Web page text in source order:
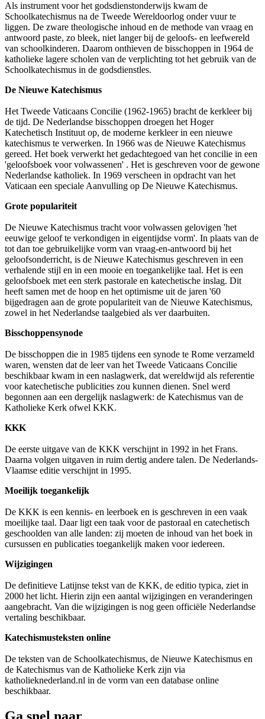
Als instrument voor het godsdienstonderwijs kwam de
Schoolkatechismus na de Tweede Wereldoorlog onder vuur te
liggen. De zware theologische inhoud en de methode van vraag en
antwoord paste, zo bleek, niet langer bij de geloofs- en leefwereld
van schoolkinderen. Daarom onthieven de bisschoppen in 1964 de
katholieke lagere scholen van de verplichting tot het gebruik van de
Schoolkatechismus in de godsdienstles.
De Nieuwe Katechismus
Het Tweede Vaticaans Concilie (1962-1965) bracht de kerkleer bij
de tijd. De Nederlandse bisschoppen droegen het Hoger
Katechetisch Instituut op, de moderne kerkleer in een nieuwe
katechismus te verwerken. In 1966 was de Nieuwe Katechismus
gereed. Het boek verwerkt het gedachtegoed van het concilie in een
'geloofsboek voor volwassenen' . Het is geschreven voor de gewone
Nederlandse katholiek. In 1969 verscheen in opdracht van het
Vaticaan een speciale Aanvulling op De Nieuwe Katechismus.
Grote populariteit
De Nieuwe Katechismus tracht voor volwassen gelovigen 'het
eeuwige geloof te verkondigen in eigentijdse vorm'. In plaats van de
tot dan toe gebruikelijke vorm van vraag-en-antwoord bij het
geloofsonderricht, is de Nieuwe Katechismus geschreven in een
verhalende stijl en in een mooie en toegankelijke taal. Het is een
geloofsboek met een sterk pastorale en katechetische inslag. Dit
heeft samen met de hoop en het optimisme uit de jaren '60
bijgedragen aan de grote populariteit van de Nieuwe Katechismus,
zowel in het Nederlandse taalgebied als ver daarbuiten.
Bisschoppensynode
De bisschoppen die in 1985 tijdens een synode te Rome verzameld
waren, wensten dat de leer van het Tweede Vaticaans Concilie
beschikbaar kwam in een naslagwerk, dat wereldwijd als referentie
voor katechetische publicities zou kunnen dienen. Snel werd
begonnen aan een dergelijk naslagwerk: de Katechismus van de
Katholieke Kerk ofwel KKK.
KKK
De eerste uitgave van de KKK verschijnt in 1992 in het Frans.
Daarna volgen uitgaven in ruim dertig andere talen. De Nederlands-
Vlaamse editie verschijnt in 1995.
Moeilijk toegankelijk
De KKK is een kennis- en leerboek en is geschreven in een vaak
moeilijke taal. Daar ligt een taak voor de pastoraal en catechetisch
geschoolden van alle landen: zij moeten de inhoud van het boek in
cursussen en publicaties toegankelijk maken voor iedereen.
Wijzigingen
De definitieve Latijnse tekst van de KKK, de editio typica, ziet in
2000 het licht. Hierin zijn een aantal wijzigingen en veranderingen
aangebracht. Van die wijzigingen is nog geen officiële Nederlandse
vertaling beschikbaar.
Katechismusteksten online
De teksten van de Schoolkatechismus, de Nieuwe Katechismus en
de Katechismus van de Katholieke Kerk zijn via
katholieknederland.nl in de vorm van een database online
beschikbaar.